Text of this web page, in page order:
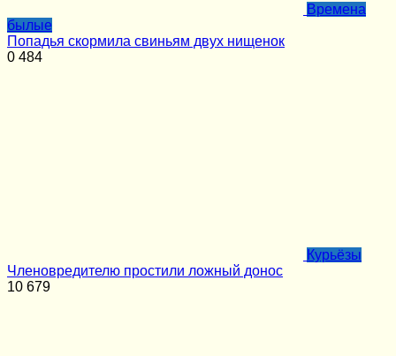
Времена
былые
Попадья скормила свиньям двух нищенок
0 484
Курьёзы
Членовредителю простили ложный донос
10 679